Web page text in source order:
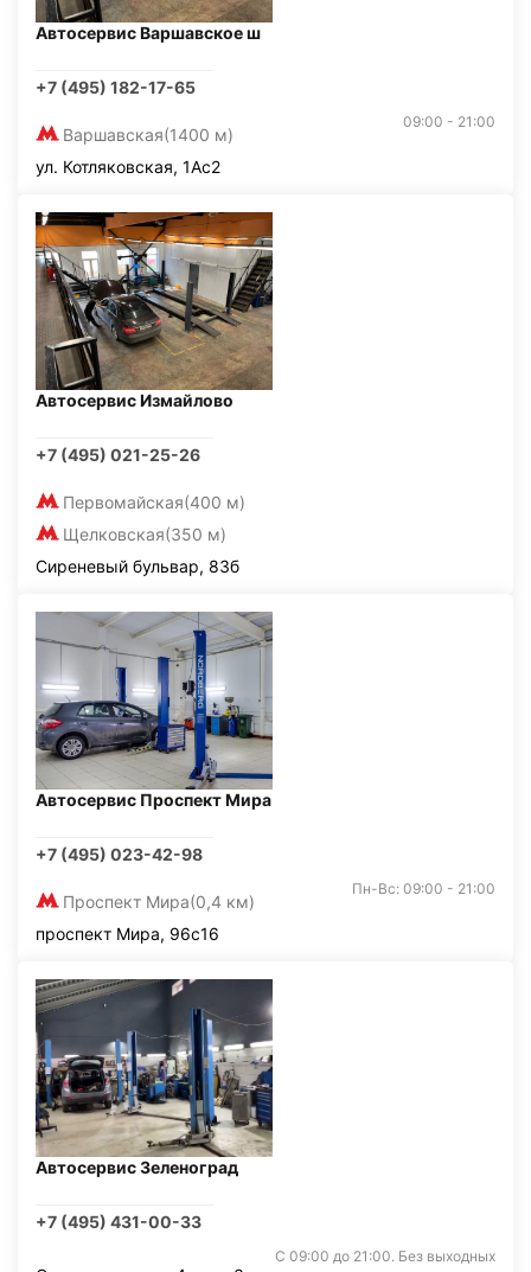
Автосервис Варшавское ш
+7 (495) 182-17-65
Варшавская(1400 м)
09:00 - 21:00
ул. Котляковская, 1Ас2
Автосервис Измайлово
+7 (495) 021-25-26
Первомайская(400 м)
Щелковская(350 м)
Сиреневый бульвар, 83б
Автосервис Проспект Мира
+7 (495) 023-42-98
Проспект Мира(0,4 км)
Пн-Вс: 09:00 - 21:00
проспект Мира, 96с16
Автосервис Зеленоград
+7 (495) 431-00-33
С 09:00 до 21:00. Без выходных